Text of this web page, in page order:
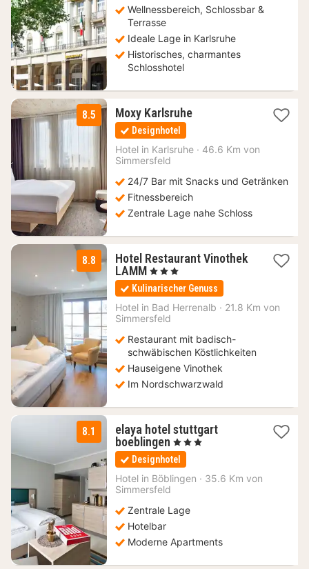
Wellnessbereich, Schlossbar &
Terrasse
Ideale Lage in Karlsruhe
Historisches, charmantes
Schlosshotel
8.5 Moxy Karlsruhe1
69
Designhotel
Hotel in Karlsruhe · 46.6 Km von
Simmersfeld
24/7 Bar mit Snacks und Getränken
Fitnessbereich
Zentrale Lage nahe Schloss
8.8
Hotel Restaurant Vinothek
LAMM 2
Nächte
ab
131,20
€
, 3 Sterne
Kulinarischer Genuss
Hotel in Bad Herrenalb · 21.8 Km von
Simmersfeld
Restaurant mit badisch-
schwäbischen Köstlichkeiten
Hauseigene Vinothek
Im Nordschwarzwald
8.1
elaya hotel stuttgart
boeblingen 1
Nacht
ab
56
, 3 Sterne
Designhotel
Hotel in Böblingen · 35.6 Km von
Simmersfeld
Zentrale Lage
Hotelbar
Moderne Apartments